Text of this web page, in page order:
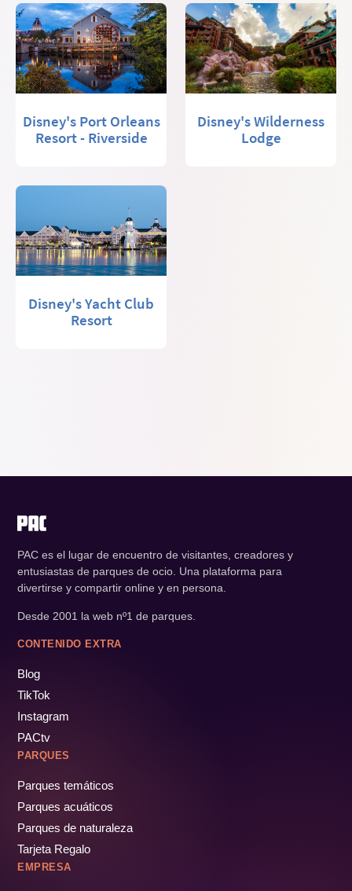
Disney's Port Orleans
Resort - Riverside
Disney's Wilderness
Lodge
Disney's Yacht Club
Resort
PAC es el lugar de encuentro de visitantes, creadores y
entusiastas de parques de ocio. Una plataforma para
divertirse y compartir online y en persona.
Desde 2001 la web nº1 de parques.
CONTENIDO EXTRA
Blog
TikTok
Instagram
PACtv
PARQUES
Parques temáticos
Parques acuáticos
Parques de naturaleza
Tarjeta Regalo
EMPRESA